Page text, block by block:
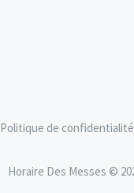
Politique de confidentialité
Horaire Des Messes ©